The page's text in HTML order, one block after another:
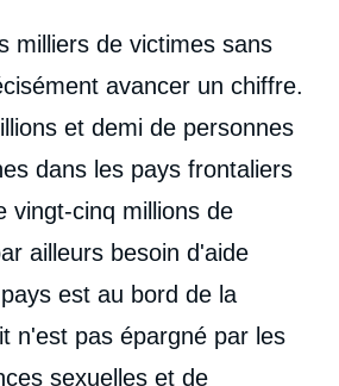
milliers de victimes sans
avancer un chiffre.
et demi de personnes
dans les pays frontaliers
vingt-cinq millions de
ailleurs besoin d'aide
est au bord de la
n'est pas épargné par les
sexuelles et de